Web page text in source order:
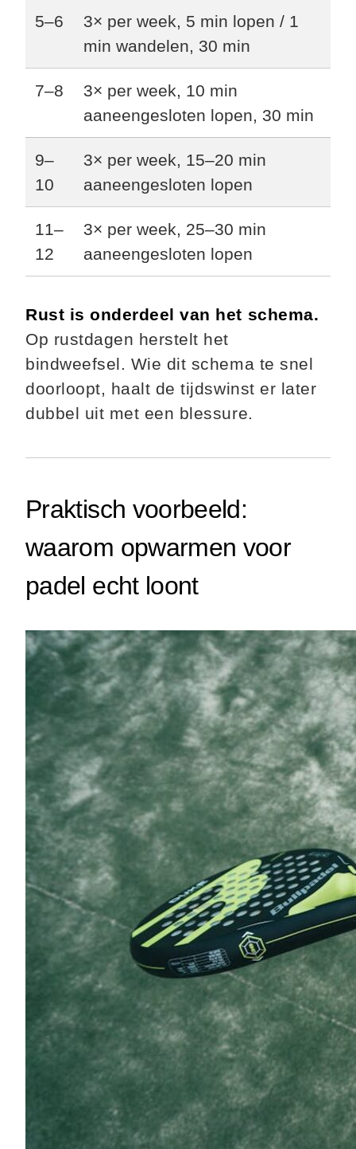
5–6
3× per week, 5 min lopen / 1
min wandelen, 30 min
7–8
3× per week, 10 min
aaneengesloten lopen, 30 min
9–
10
3× per week, 15–20 min
aaneengesloten lopen
11–
12
3× per week, 25–30 min
aaneengesloten lopen
Rust is onderdeel van het schema.
Op rustdagen herstelt het
bindweefsel. Wie dit schema te snel
doorloopt, haalt de tijdswinst er later
dubbel uit met een blessure.
Praktisch voorbeeld:
waarom opwarmen voor
padel echt loont